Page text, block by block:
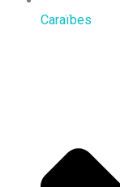
Caraïbes